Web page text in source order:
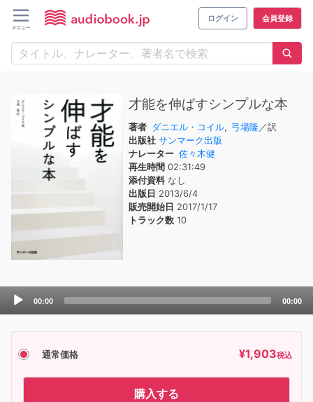
ログイン 会員登録
才能を伸ばすシンプルな本
著者 ダニエル・コイル, 弓場隆／訳
出版社 サンマーク出版
ナレーター 佐々木健
再生時間 02:31:49
添付資料なし
出版日 2013/6/4
販売開始日 2017/1/17
トラック数 10
Audio
Player
00:00 00:00
通常価格 ¥1,903税込
購入する